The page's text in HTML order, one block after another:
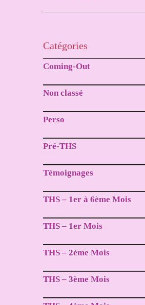
Catégories
Coming-Out
Non classé
Perso
Pré-THS
Témoignages
THS – 1er à 6ème Mois
THS – 1er Mois
THS – 2ème Mois
THS – 3ème Mois